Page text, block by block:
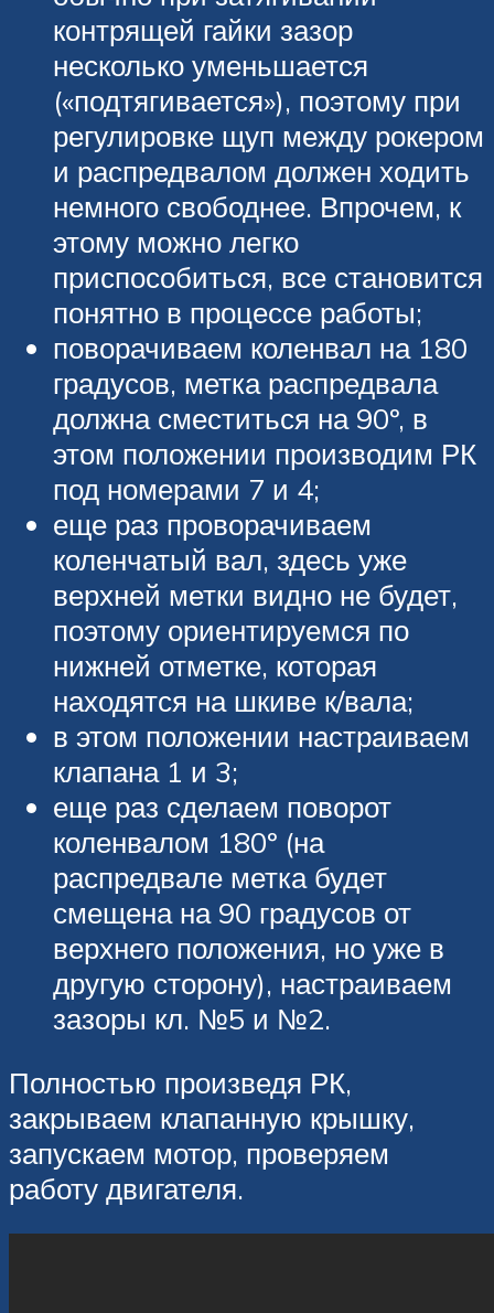
контрящей гайки зазор
несколько уменьшается
(«подтягивается»), поэтому при
регулировке щуп между рокером
и распредвалом должен ходить
немного свободнее. Впрочем, к
этому можно легко
приспособиться, все становится
понятно в процессе работы;
поворачиваем коленвал на 180
градусов, метка распредвала
должна сместиться на 90º, в
этом положении производим РК
под номерами 7 и 4;
еще раз проворачиваем
коленчатый вал, здесь уже
верхней метки видно не будет,
поэтому ориентируемся по
нижней отметке, которая
находятся на шкиве к/вала;
в этом положении настраиваем
клапана 1 и 3;
еще раз сделаем поворот
коленвалом 180º (на
распредвале метка будет
смещена на 90 градусов от
верхнего положения, но уже в
другую сторону), настраиваем
зазоры кл. №5 и №2.
Полностью произведя РК,
закрываем клапанную крышку,
запускаем мотор, проверяем
работу двигателя.